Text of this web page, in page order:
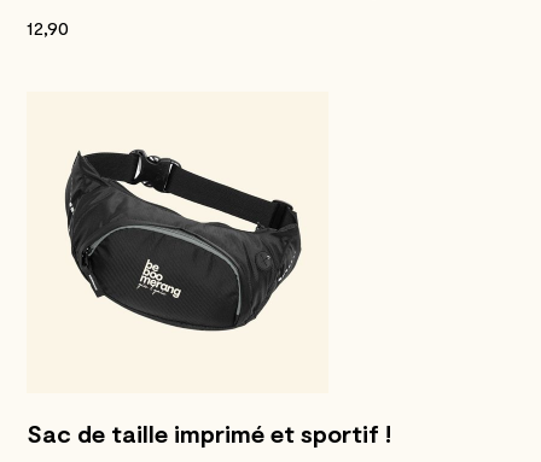
12,90
Sac de taille imprimé et sportif !